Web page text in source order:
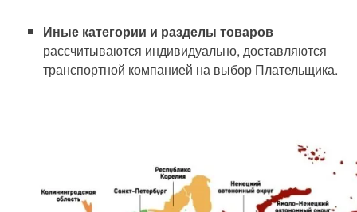
Иные категории и разделы товаров
рассчитываются индивидуально, доставляются
транспортной компанией на выбор Плательщика.